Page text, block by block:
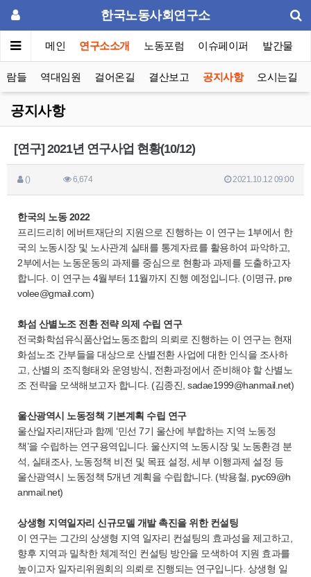
한국노동사회연구소
메인 연구소소개 노동포럼 이슈페이퍼 발간물
람들 역대임원 걸어온길 결산보고 공지사항 오시는길
공지사항
[연구] 2021년 연구사업 현황(10/12)
() 6,674 2021.10.12 09:00
한국의 노동 2022
프리드리히 에버트재단의 지원으로 진행하는 이 연구는 1부에서 한
국의 노동시장 및 노사관계 실태를 통계자료를 활용하여 파악하고,
2부에서는 노동운동의 과제를 중심으로 현황과 과제를 도출하고자
합니다. 이 연구는 4월부터 11월까지 진행 예정입니다. (이명규, pre
volee@gmail.com)
화섬 산별노조 전환 전략 의제 수립 연구
전국화학섬유식품산업노동조합의 의뢰로 진행하는 이 연구는 현재
화섬노조 간부들을 대상으로 산별전환 사업에 대한 인식을 조사하
고, 산별의 조직형태와 운영방식, 전환과정에서 준비해야 할 산별노
조 전략을 모색해보고자 합니다. (김종진, sadae1999@hanmail.net)
울산광역시 노동정책 기본계획 수립 연구
울산일자리재단과 함께 ‘민선 7기 울산에 부합하는 지역 노동정
책’을 수립하는 연구용역입니다. 울산지역 노동시장 및 노동환경 분
석, 실태조사, 노동정책 비전 및 목표 설정, 세부 이행과제 설정 등
울산광역시 노동정책 5개년 계획을 수립합니다. (박용철, pyc69@h
anmail.net)
상생형 지역일자리 신규모델 개발 촉진을 위한 컨설팅
이 연구는 그간의 상생형 지역 일자리 컨설팅의 효과성을 제고하고,
향후 지역과 밀착한 체계적인 컨설팅 방안을 모색하여 지원 효과를
높이고자 일자리위원회의 의뢰로 진행되는 연구입니다. 상생형 일